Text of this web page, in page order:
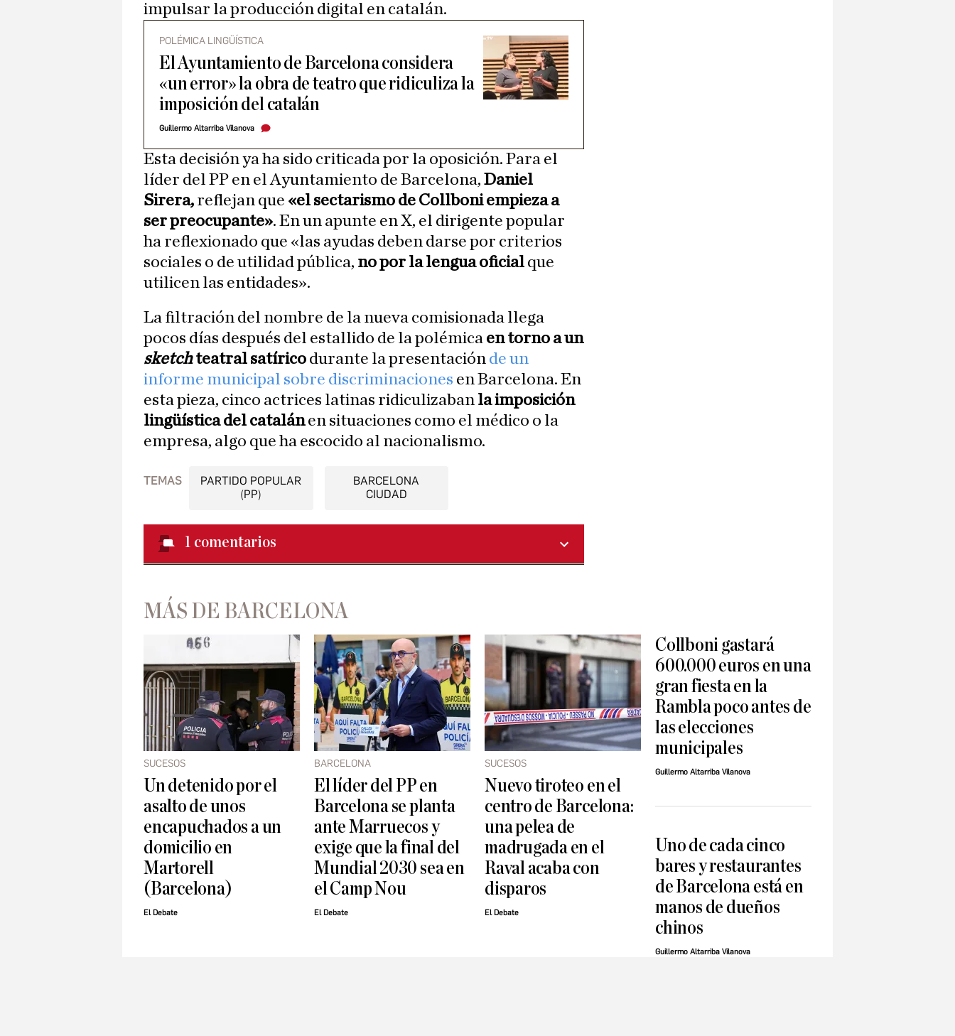
impulsar la producción digital en catalán.
POLÉMICA LINGÜÍSTICA
El Ayuntamiento de Barcelona considera
«un error» la obra de teatro que ridiculiza la
imposición del catalán
Guillermo Altarriba Vilanova
Esta decisión ya ha sido criticada por la oposición. Para el
líder del PP en el Ayuntamiento de Barcelona, Daniel
Sirera, reflejan que «el sectarismo de Collboni empieza a
ser preocupante». En un apunte en X, el dirigente popular
ha reflexionado que «las ayudas deben darse por criterios
sociales o de utilidad pública, no por la lengua oficial que
utilicen las entidades».
La filtración del nombre de la nueva comisionada llega
pocos días después del estallido de la polémica en torno a un
sketchteatral satírico durante la presentación de un
informe municipal sobre discriminaciones en Barcelona. En
esta pieza, cinco actrices latinas ridiculizaban la imposición
lingüística del catalánen situaciones como el médico o la
empresa, algo que ha escocido al nacionalismo.
TEMAS
PARTIDO POPULAR
(PP)
BARCELONA
CIUDAD
1 comentarios
MÁS DE BARCELONA
SUCESOS
Un detenido por el
asalto de unos
encapuchados a un
domicilio en
Martorell
(Barcelona)
El Debate
BARCELONA
El líder del PP en
Barcelona se planta
ante Marruecos y
exige que la final del
Mundial 2030 sea en
el Camp Nou
El Debate
SUCESOS
Nuevo tiroteo en el
centro de Barcelona:
una pelea de
madrugada en el
Raval acaba con
disparos
El Debate
Collboni gastará
600.000 euros en una
gran fiesta en la
Rambla poco antes de
las elecciones
municipales
Guillermo Altarriba Vilanova
Uno de cada cinco
bares y restaurantes
de Barcelona está en
manos de dueños
chinos
Guillermo Altarriba Vilanova